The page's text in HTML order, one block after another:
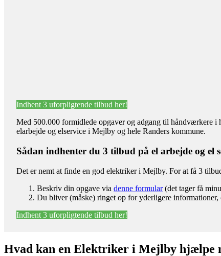
Indhent 3 uforpligtende tilbud her!
Med 500.000 formidlede opgaver og adgang til håndværkere i
elarbejde og elservice i Mejlby og hele Randers kommune.
Sådan indhenter du 3 tilbud på el arbejde og el
Det er nemt at finde en god elektriker i Mejlby. For at få 3
Beskriv din opgave via denne formular(det tager få
Du bliver (måske) ringet op for yderligere
Indhent 3 uforpligtende tilbud her!
Hvad kan en Elektriker i Mejlby hjælpe